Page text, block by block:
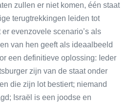
zullen er niet komen, één staat
terugtrekkingen leiden tot
er evenzovele scenario’s als
van hen geeft als ideaalbeeld
een definitieve oplossing: Ieder
zijn van de staat onder
die zijn lot bestiert; niemand
Israël is een joodse en